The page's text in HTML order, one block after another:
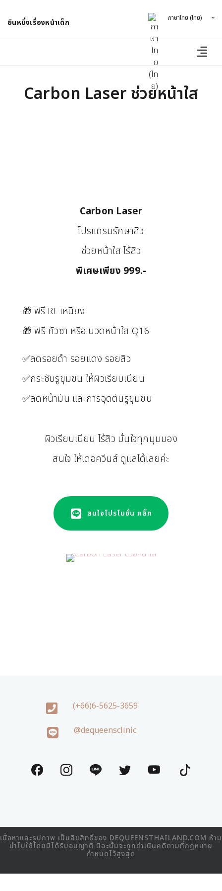
ยืนหนึ่งเรื่องหน้าเด็ก ภาษาไทย (ไทย)
Carbon Laser ช่วยหน้าใส
Carbon Laser
โปรแกรมรักษาสิว
ช่วยหน้าใส ไร้สิว
พิเศษเพียง 999.-
🎁 ฟรี RF เหนียง
🎁 ฟรี กัวซา หรือ นวดหน้าใส Q16
✅ลดรอยดำ รอยแดง รอยสิว
✅กระชับรูขุมขน ให้ผิวเรียบเนียน
✅ลดหน้ามัน และการอุดตันรูขุมขน
ผิวเรียบเนียน ไร้สิว มั่นใจทุกมุมมอง
สนใจ ให้เดอควีนส์ ดูแลได้เลยค่ะ
สนใจโปรโมชั่น คลิ๊ก
(+66)6-5625-3659
@dequeensclinic
เนื้อหาและรูปภาพ เป็นลิขสิทธิ์ของ DEQUEENSTHAILAND.COM ห้าม
นำไปใช้โดยมิได้รับอนุญาติ มิฉะนั้นจะถูกดำเนินคดีตามที่กฎหมาย
กำหนดไว้สูงสุด